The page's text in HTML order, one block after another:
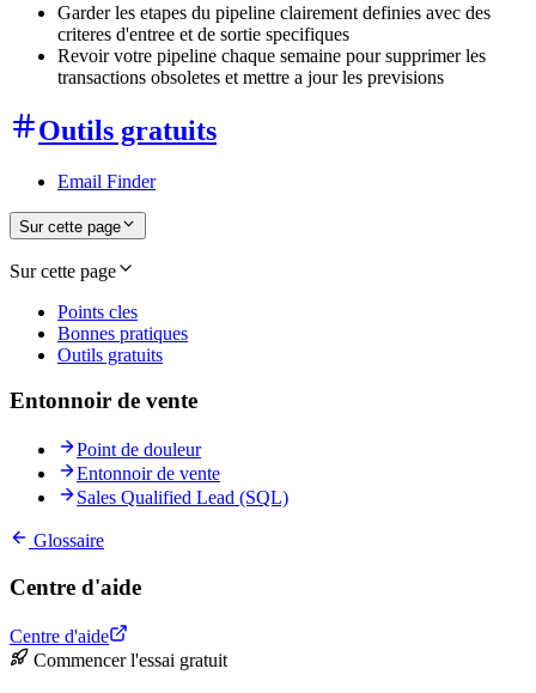
Garder les etapes du pipeline clairement definies avec des
criteres d'entree et de sortie specifiques
Revoir votre pipeline chaque semaine pour supprimer les
transactions obsoletes et mettre a jour les previsions
Outils gratuits
Email Finder
Sur cette page
Sur cette page
Points cles
Bonnes pratiques
Outils gratuits
Entonnoir de vente
Point de douleur
Entonnoir de vente
Sales Qualified Lead (SQL)
Glossaire
Centre d'aide
Centre d'aide
Commencer l'essai gratuit